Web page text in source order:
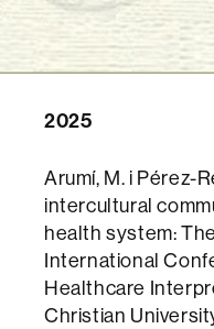
2025
Arumí, M. i Pérez-
intercultural
health system:
International
Healthcare
Christian